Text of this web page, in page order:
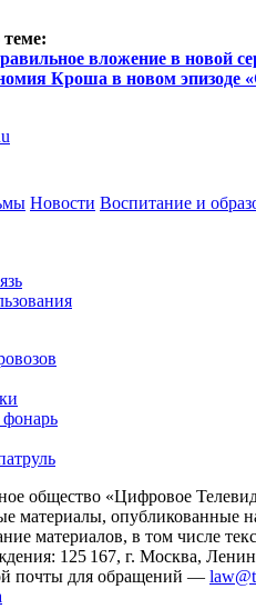
теме:
вложение в новой
Кроша в новом эпизоде
Новости Воспитание и
общество «Цифровое
материалы, опубликованные
материалов, в том числе
125 167, г. Москва,
почты для обращений —